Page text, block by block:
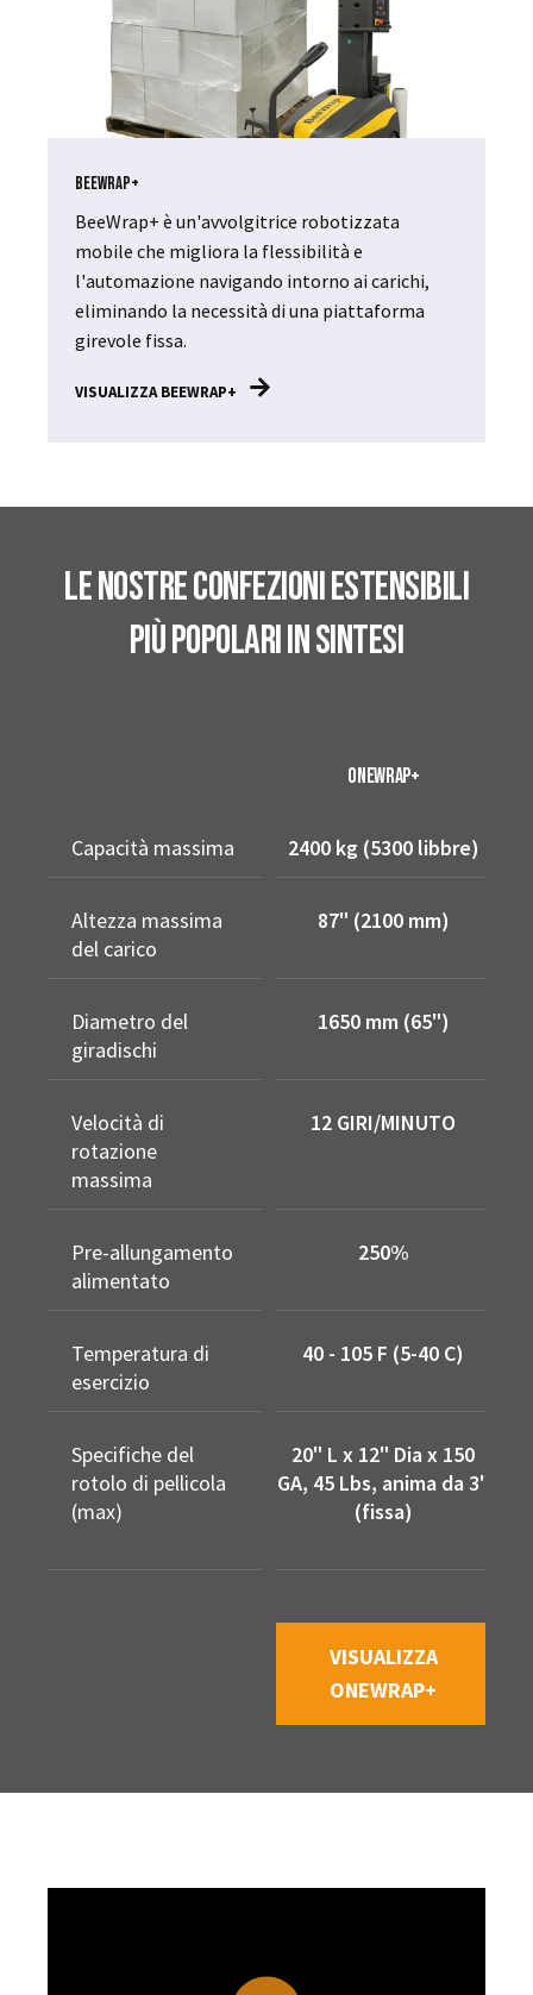
BeeWrap+
BeeWrap+ è un'avvolgitrice robotizzata
mobile che migliora la flessibilità e
l'automazione navigando intorno ai carichi,
eliminando la necessità di una piattaforma
girevole fissa.
VISUALIZZA BEEWRAP+
LE NOSTRE CONFEZIONI ESTENSIBILI
PIÙ POPOLARI IN SINTESI
ONEWRAP+
Capacità massima 2400 kg (5300 libbre)
Altezza massima
del carico
87" (2100 mm)
Diametro del
giradischi
1650 mm (65")
Velocità di
rotazione
massima
12 GIRI/MINUTO
Pre-allungamento
alimentato
250%
Temperatura di
esercizio
40 - 105 F (5-40 C)
Specifiche del
rotolo di pellicola
(max)
20" L x 12" Dia x 150
GA, 45 Lbs, anima da 3"
(fissa)
VISUALIZZA
ONEWRAP+